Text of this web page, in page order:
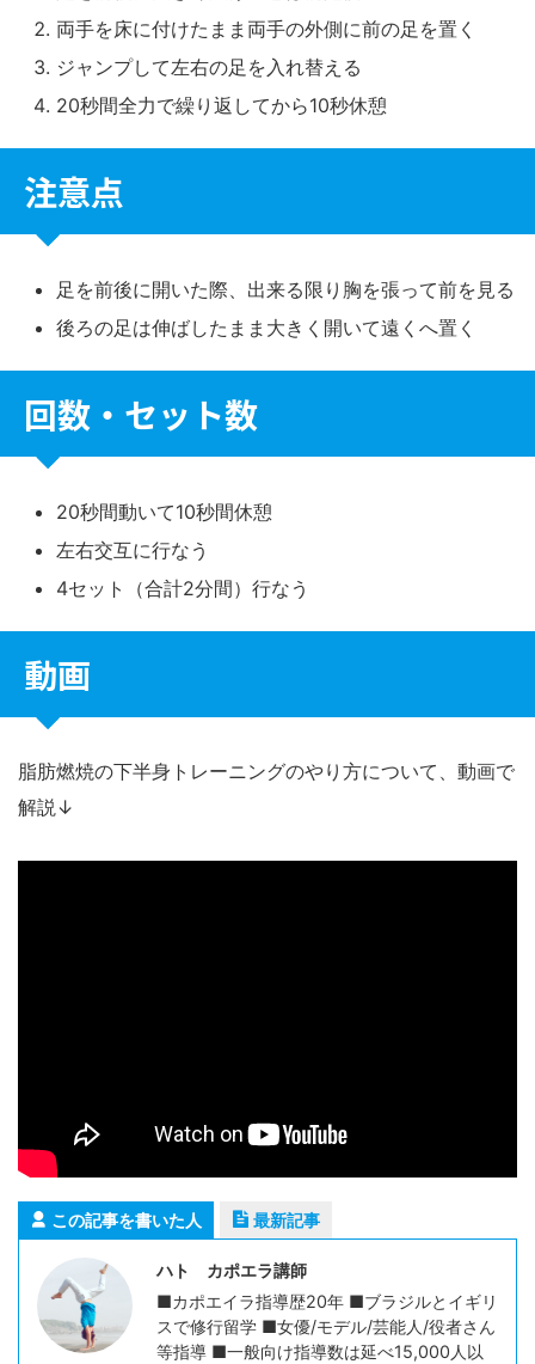
両手を床に付けたまま両手の外側に前の足を置く
ジャンプして左右の足を入れ替える
20秒間全力で繰り返してから10秒休憩
注意点
足を前後に開いた際、出来る限り胸を張って前を見る
後ろの足は伸ばしたまま大きく開いて遠くへ置く
回数・セット数
20秒間動いて10秒間休憩
左右交互に行なう
4セット（合計2分間）行なう
動画
脂肪燃焼の下半身トレーニングのやり方について、動画で
解説↓
この記事を書いた人 最新記事
ハト カポエラ講師
■カポエイラ指導歴20年 ■ブラジルとイギリ
スで修行留学 ■女優/モデル/芸能人/役者さん
等指導 ■一般向け指導数は延べ15,000人以